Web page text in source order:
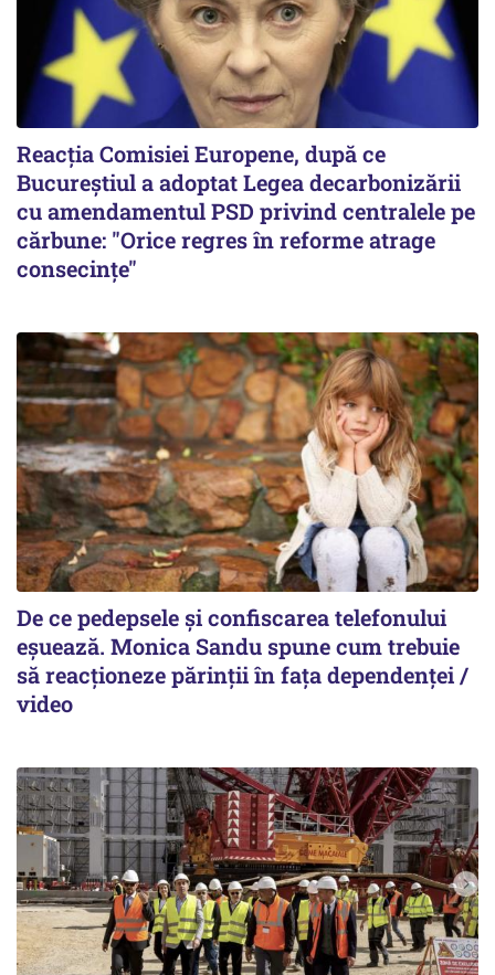
Reacția Comisiei Europene, după ce
Bucureștiul a adoptat Legea decarbonizării
cu amendamentul PSD privind centralele pe
cărbune: "Orice regres în reforme atrage
consecințe"
De ce pedepsele și confiscarea telefonului
eșuează. Monica Sandu spune cum trebuie
să reacționeze părinții în fața dependenței /
video